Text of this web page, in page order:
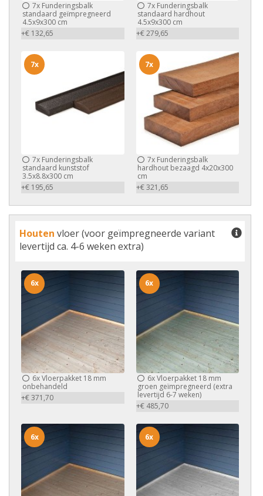
7x Funderingsbalk
standaard geïmpregneerd
4.5x9x300 cm
+€ 132,65
7xFunderingsbalk
standaard hardhout
4.5x9x300 cm
+€ 279,65
7x Funderingsbalk
standaard kunststof
3.5x8.8x300 cm
+€ 195,65
7x
7xFunderingsbalk
hardhout bezaagd 4x20x300
cm
+€ 321,65
7x
Houten vloer (voor geïmpregneerde variant
levertijd ca. 4-6 weken extra)
6xVloerpakket 18 mm
onbehandeld
+€ 371,70
6x
6xVloerpakket 18 mm
groen geïmpregneerd (extra
levertijd 6-7 weken)
+€ 485,70
6x
6x 6x